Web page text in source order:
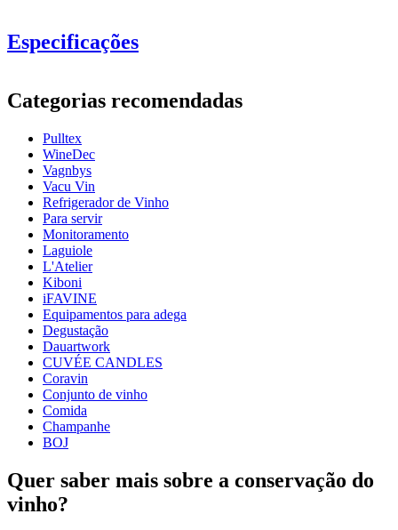
Especificações
Número do produto107-840-00
Dimensões (LxAxP cm)
Peso (kg)
Largura (cm)
profundidade (cm)17
Categorias recomendadas
Pulltex
WineDec
Vagnbys
Vacu Vin
Refrigerador de Vinho
Para servir
Monitoramento
Laguiole
L'Atelier
Kiboni
iFAVINE
Equipamentos para adega
Degustação
Dauartwork
CUVÉE CANDLES
Coravin
Conjunto de vinho
Comida
Champanhe
BOJ
Quer saber mais sobre a conservação do
vinho?